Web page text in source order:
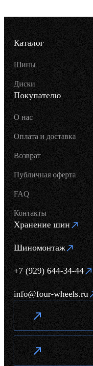
Каталог
Шины
Диски
Покупателю
О нас
Оплата и доставка
Возврат
Публичная оферта
FAQ
Контакты
Хранение шин
Шиномонтаж
+7 (929) 644-34-44
info@four-wheels.ru